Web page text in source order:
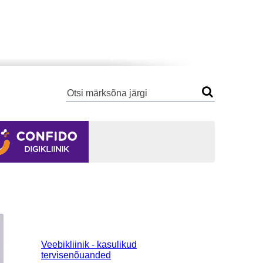
Veebikliinik - kasulikud
tervisenõuanded